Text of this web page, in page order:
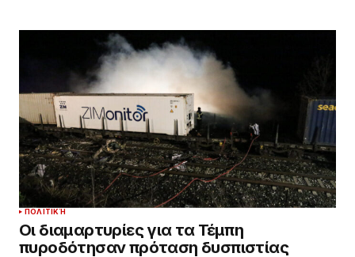
ΠΟΛΙΤΙΚΉ
Οι διαμαρτυρίες για τα Τέμπη
πυροδότησαν πρόταση δυσπιστίας